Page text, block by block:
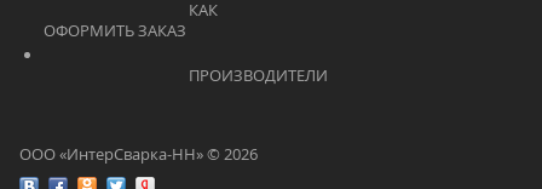
ООО «ИнтерСварка-НН» © 2026